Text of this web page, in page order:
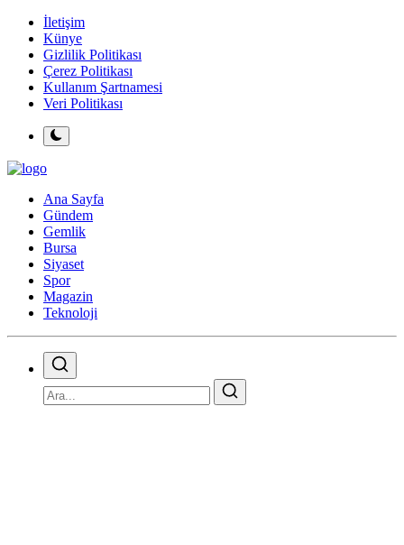
İletişim
Künye
Gizlilik Politikası
Çerez Politikası
Kullanım Şartnamesi
Veri Politikası
Ana Sayfa
Gündem
Gemlik
Bursa
Siyaset
Spor
Magazin
Teknoloji